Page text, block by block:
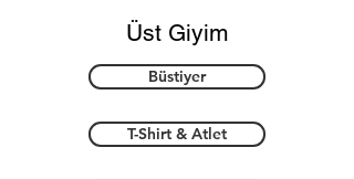
Üst Giyim
Büstiyer
T-Shirt & Atlet